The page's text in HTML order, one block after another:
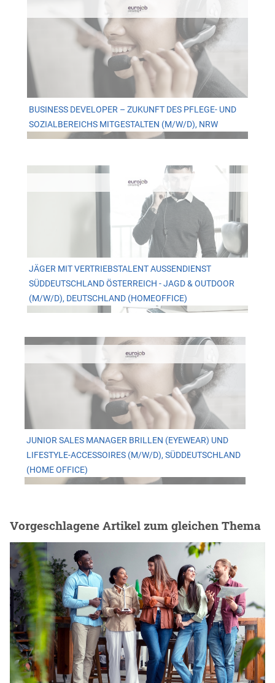
BUSINESS DEVELOPER – ZUKUNFT DES PFLEGE- UND
SOZIALBEREICHS MITGESTALTEN (M/W/D), NRW
JÄGER MIT VERTRIEBSTALENT AUSSENDIENST S
ÜDDEUTSCHLAND ÖSTERREICH - JAGD & OUTDOOR (
M/W/D), DEUTSCHLAND (HOMEOFFICE)
JUNIOR SALES MANAGER BRILLEN (EYEWEAR) UND
LIFESTYLE-ACCESSOIRES (M/W/D), SÜDDEUTSCHLAND
(HOME OFFICE)
Vorgeschlagene Artikel zum gleichen Thema